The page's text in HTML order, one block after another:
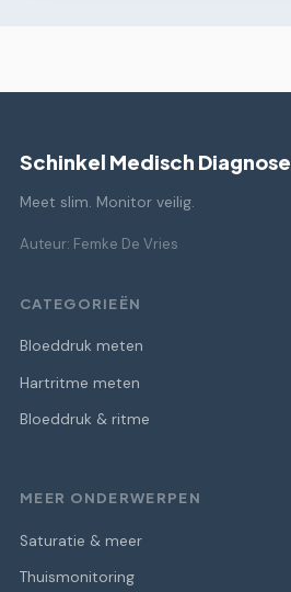
Schinkel Medisch Diagnose
Meet slim. Monitor veilig.
Auteur: Femke De Vries
CATEGORIEËN
Bloeddruk meten
Hartritme meten
Bloeddruk & ritme
MEER ONDERWERPEN
Saturatie & meer
Thuismonitoring